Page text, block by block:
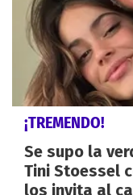
¡TREMENDO!
Se supo la
Tini Stoessel
los invita al